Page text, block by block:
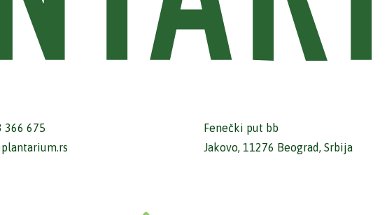
366 675
Fenečki put bb
Jakovo, 11276 Beograd, Srbija